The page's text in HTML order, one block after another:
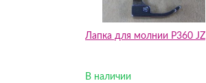
Лапка для молнии P360 JZ
В наличии